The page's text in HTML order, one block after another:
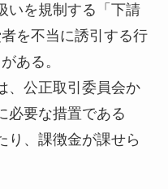
いを規制する「下請
を不当に誘引する行
ある。
、公正取引委員会か
必要な措置である
り、課徴金が課せら